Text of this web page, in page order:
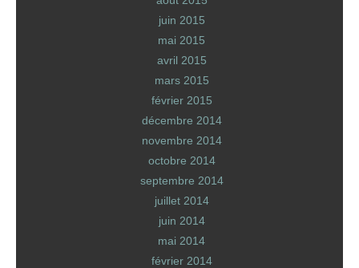
juin 2015
mai 2015
avril 2015
mars 2015
février 2015
décembre 2014
novembre 2014
octobre 2014
septembre 2014
juillet 2014
juin 2014
mai 2014
février 2014